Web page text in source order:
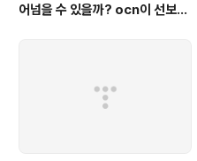
어넘을 수 있을까? ocn이 선보인